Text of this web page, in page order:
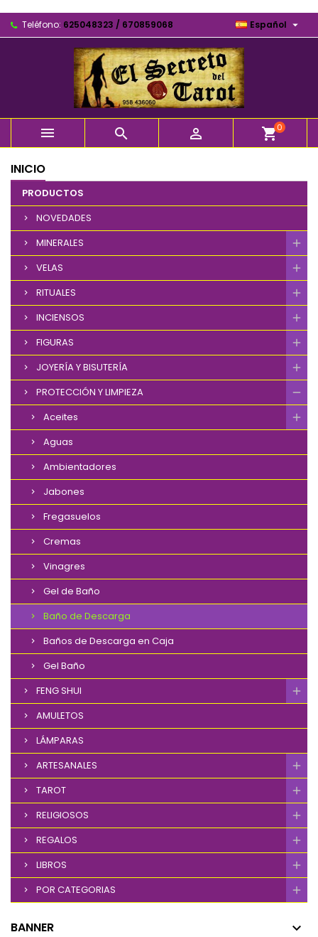
Teléfono: 625048323 / 670859068 Español 
   shopping_cart0
INICIO
PRODUCTOS
NOVEDADES
MINERALES
VELAS
RITUALES
INCIENSOS
FIGURAS
JOYERÍA Y BISUTERÍA
PROTECCIÓN Y LIMPIEZA
Aceites
Aguas
Ambientadores
Jabones
Fregasuelos
Cremas
Vinagres
Gel de Baño
Baño de Descarga
Baños de Descarga en Caja
Gel Baño
FENG SHUI
AMULETOS
LÁMPARAS
ARTESANALES
TAROT
RELIGIOSOS
REGALOS
LIBROS
POR CATEGORIAS
BANNER